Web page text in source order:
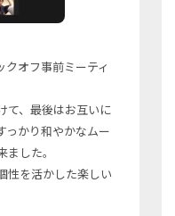
オフ事前ミーティ
て、最後はお互いに
っかり和やかなムー
した。
性を活かした楽しい